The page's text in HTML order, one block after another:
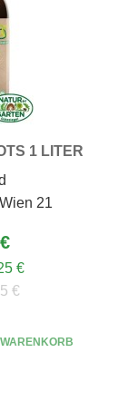
1 LITER
21
€
€
WARENKORB